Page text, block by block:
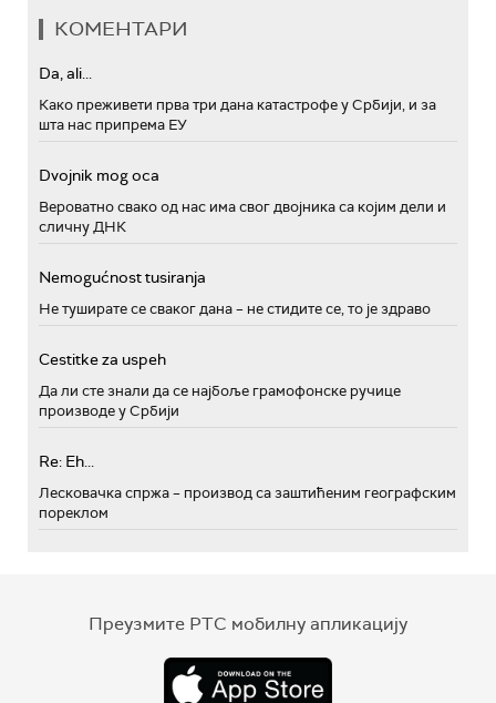
КОМЕНТАРИ
Da, ali...
Како преживети прва три дана катастрофе у Србији, и за
шта нас припрема ЕУ
Dvojnik mog oca
Вероватно свако од нас има свог двојника са којим дели и
сличну ДНК
Nemogućnost tusiranja
Не туширате се сваког дана – не стидите се, то је здраво
Cestitke za uspeh
Да ли сте знали да се најбоље грамофонске ручице
производе у Србији
Re: Eh...
Лесковачка спржа – производ са заштићеним географским
пореклом
Преузмите РТС мобилну апликацију